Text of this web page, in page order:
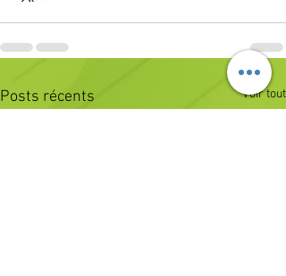
Posts récents Voir tout